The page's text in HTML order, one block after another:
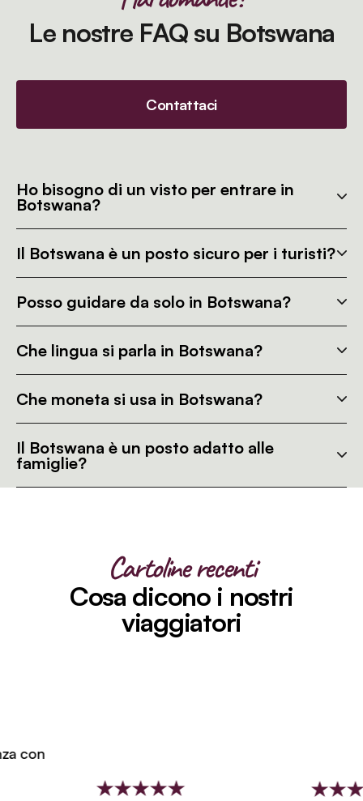
Le nostre FAQ su Botswana
Contattaci
Ho bisogno di un visto per entrare in
Botswana?
Il Botswana è un posto sicuro per i turisti?
Posso guidare da solo in Botswana?
Che lingua si parla in Botswana?
Che moneta si usa in Botswana?
Il Botswana è un posto adatto alle
famiglie?
Cartoline recenti
Cosa dicono i nostri
viaggiatori
con